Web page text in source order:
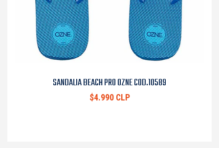
SANDALIA BEACH PRO OZNE COD.10589
$4.990 CLP